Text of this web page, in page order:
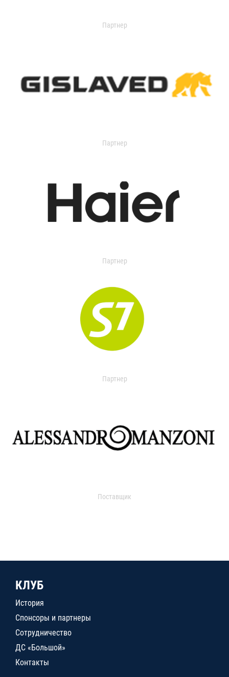
Партнер
Партнер
Партнер
Партнер
Поставщик
КЛУБ
История
Спонсоры и партнеры
Сотрудничество
ДС «Большой»
Контакты